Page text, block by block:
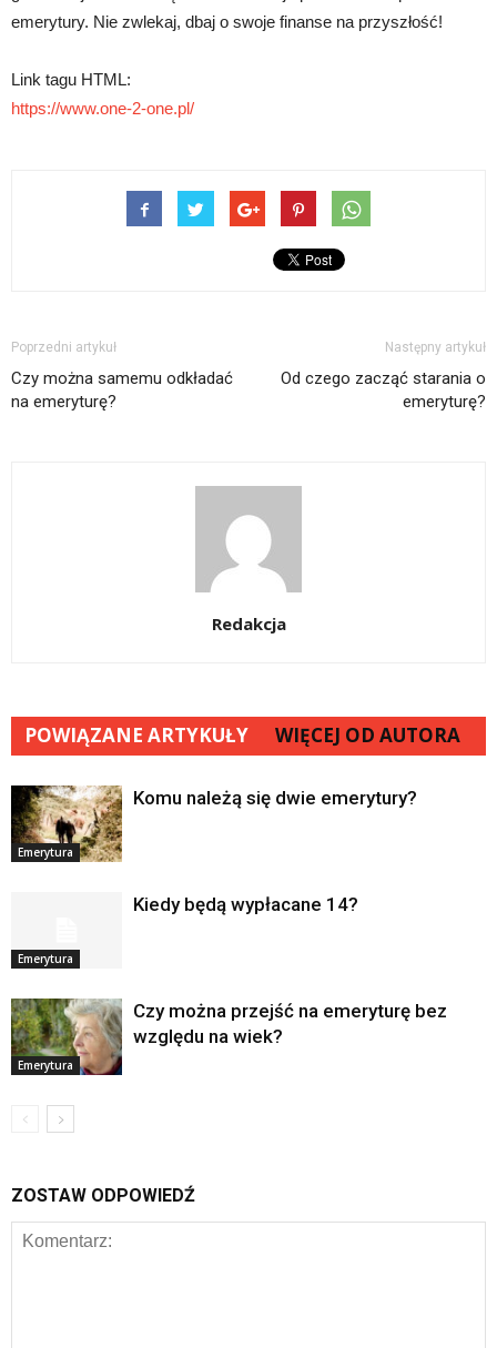
emerytury. Nie zwlekaj, dbaj o swoje finanse na przyszłość!
Link tagu HTML:
https://www.one-2-one.pl/
Poprzedni artykuł
Czy można samemu odkładać
na emeryturę?
Następny artykuł
Od czego zacząć starania o
emeryturę?
Redakcja
POWIĄZANE ARTYKUŁY WIĘCEJ OD AUTORA
Emerytura
Komu należą się dwie emerytury?
Emerytura
Kiedy będą wypłacane 14?
Emerytura
Czy można przejść na emeryturę bez
względu na wiek?
ZOSTAW ODPOWIEDŹ